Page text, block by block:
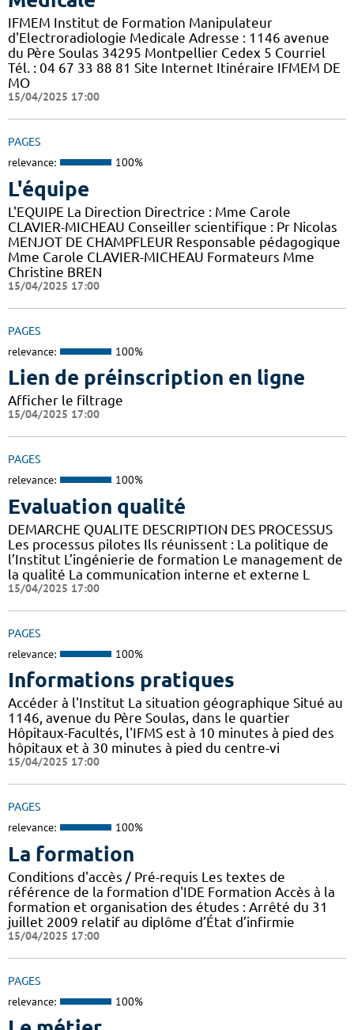
IFMEM Institut de Formation Manipulateur
d'Electroradiologie Medicale Adresse : 1146 avenue
du Père Soulas 34295 Montpellier Cedex 5 Courriel
Tél. : 04 67 33 88 81 Site Internet Itinéraire IFMEM DE
MO
15/04/2025 17:00
PAGES
relevance: 100%
L'équipe
L'EQUIPE La Direction Directrice : Mme Carole
CLAVIER-MICHEAU Conseiller scientifique : Pr Nicolas
MENJOT DE CHAMPFLEUR Responsable pédagogique
Mme Carole CLAVIER-MICHEAU Formateurs Mme
Christine BREN
15/04/2025 17:00
PAGES
relevance: 100%
Lien de préinscription en ligne
Afficher le filtrage
15/04/2025 17:00
PAGES
relevance: 100%
Evaluation qualité
DEMARCHE QUALITE DESCRIPTION DES PROCESSUS
Les processus pilotes Ils réunissent : La politique de
l’Institut L’ingénierie de formation Le management de
la qualité La communication interne et externe L
15/04/2025 17:00
PAGES
relevance: 100%
Informations pratiques
Accéder à l'Institut La situation géographique Situé au
1146, avenue du Père Soulas, dans le quartier
Hôpitaux-Facultés, l'IFMS est à 10 minutes à pied des
hôpitaux et à 30 minutes à pied du centre-vi
15/04/2025 17:00
PAGES
relevance: 100%
La formation
Conditions d'accès / Pré-requis Les textes de
référence de la formation d'IDE Formation Accès à la
formation et organisation des études : Arrêté du 31
juillet 2009 relatif au diplôme d’État d’infirmie
15/04/2025 17:00
PAGES
relevance: 100%